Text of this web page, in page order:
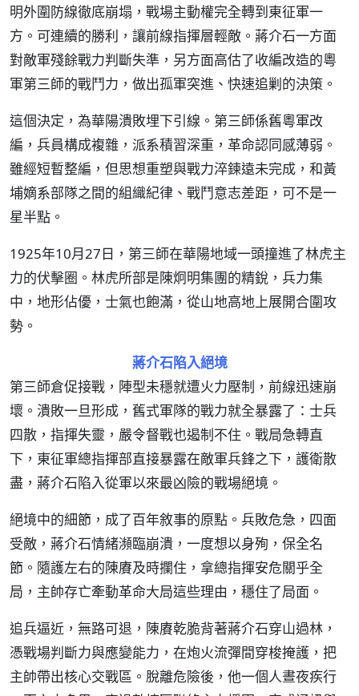
明外圍防線徹底崩塌，戰場主動權完全轉到東征軍一
方。可連續的勝利，讓前線指揮層輕敵。蔣介石一方面
對敵軍殘餘戰力判斷失準，另方面高估了收編改造的粵
軍第三師的戰鬥力，做出孤軍突進、快速追剿的決策。
這個決定，為華陽潰敗埋下引線。第三師係舊粵軍改
編，兵員構成複雜，派系積習深重，革命認同感薄弱。
雖經短暫整編，但思想重塑與戰力淬鍊遠未完成，和黃
埔嫡系部隊之間的組織紀律、戰鬥意志差距，可不是一
星半點。
1925年10月27日，第三師在華陽地域一頭撞進了林虎主
力的伏擊圈。林虎所部是陳炯明集團的精銳，兵力集
中，地形佔優，士氣也飽滿，從山地高地上展開合圍攻
勢。
蔣介石陷入絕境
第三師倉促接戰，陣型未穩就遭火力壓制，前線迅速崩
壞。潰敗一旦形成，舊式軍隊的戰力就全暴露了：士兵
四散，指揮失靈，嚴令督戰也遏制不住。戰局急轉直
下，東征軍總指揮部直接暴露在敵軍兵鋒之下，護衛散
盡，蔣介石陷入從軍以來最凶險的戰場絕境。
絕境中的細節，成了百年敘事的原點。兵敗危急，四面
受敵，蔣介石情緒瀕臨崩潰，一度想以身殉，保全名
節。隨護左右的陳賡及時攔住，拿總指揮安危關乎全
局，主帥存亡牽動革命大局這些理由，穩住了局面。
追兵逼近，無路可退，陳賡乾脆背著蔣介石穿山過林，
憑戰場判斷力與應變能力，在炮火流彈間穿梭掩護，把
主帥帶出核心交戰區。脫離危險後，他一個人晝夜疾行